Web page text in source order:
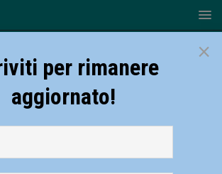
×
per rimanere
aggiornato!